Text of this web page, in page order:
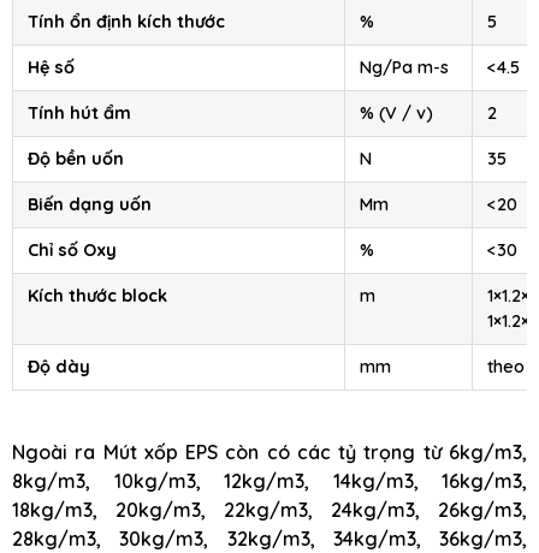
Tính ổn định kích thước % 5
Hệ số Ng/Pa m-s <4.5
Tính hút ẩm % (V / v) 2
Độ bền uốn N 35
Biến dạng uốn Mm <20
Chỉ số Oxy % <30
Kích thước block m
1×1.2×4
Độ dày mm theo
Ngoài ra Mút xốp EPS còn có các tỷ trọng từ 6kg/m3,
8kg/m3, 10kg/m3, 12kg/m3, 14kg/m3, 16kg/m3,
18kg/m3, 20kg/m3, 22kg/m3, 24kg/m3, 26kg/m3,
28kg/m3, 30kg/m3, 32kg/m3, 34kg/m3, 36kg/m3,